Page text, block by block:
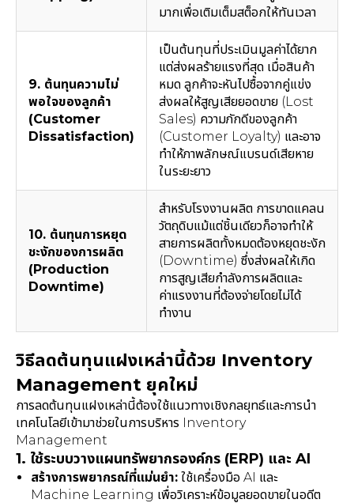
มากเพื่อเติมเต็มสต็อกให้ทันเวลา
9. ต้นทุนความไม่
พอใจของลูกค้า
(Customer
Dissatisfaction)
เป็นต้นทุนที่ประเมินมูลค่าได้ยาก
แต่ส่งผลร้ายแรงที่สุด เมื่อสินค้า
หมด ลูกค้าจะหันไปซื้อจากคู่แข่ง
ส่งผลให้สูญเสียยอดขาย (Lost
Sales) ความภักดีของลูกค้า
(Customer Loyalty) และอาจ
ทำให้ภาพลักษณ์แบรนด์เสียหาย
ในระยะยาว
10. ต้นทุนการหยุด
ชะงักของการผลิต
(Production
Downtime)
สำหรับโรงงานผลิต การขาดแคลน
วัตถุดิบแม้แต่ชิ้นเดียวก็อาจทำให้
สายการผลิตทั้งหมดต้องหยุดชะงัก
(Downtime) ซึ่งส่งผลให้เกิด
การสูญเสียกำลังการผลิตและ
ค่าแรงงานที่ต้องจ่ายโดยไม่ได้
ทำงาน
วิธีลดต้นทุนแฝงเหล่านี้ด้วย Inventory
Management ยุคใหม่
การลดต้นทุนแฝงเหล่านี้ต้องใช้แนวทางเชิงกลยุทธ์และการนำ
เทคโนโลยีเข้ามาช่วยในการบริหาร Inventory
Management
1. ใช้ระบบวางแผนทรัพยากรองค์กร (ERP) และ AI
สร้างการพยากรณ์ที่แม่นยำ: ใช้เครื่องมือ AI และ
Machine Learning เพื่อวิเคราะห์ข้อมูลยอดขายในอดีต